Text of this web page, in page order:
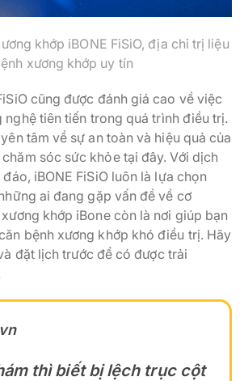
khớp iBONE FiSiO, địa chỉ trị liệu
xương khớp uy tín
cũng được đánh giá cao về việc
nghệ tiên tiến trong quá trình điều trị.
tâm về sự an toàn và hiệu quả của
sóc sức khỏe tại đây. Với dịch
iBONE FiSiO luôn là lựa chọn
ai đang gặp vấn đề về cơ
khớp iBone còn là nơi giúp bạn
bệnh xương khớp khó điều trị. Hãy
đặt lịch trước để có được trải
thì biết bị lệch trục cột